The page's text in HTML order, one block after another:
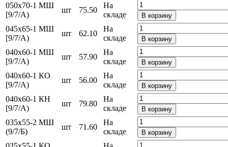
050х70-1 МШ
[9/7/А)
шт 75.50
На
складе
В корзину
045х65-1 МШ
[9/7/А)
шт 62.10
На
складе
В корзину
040х60-1 МШ
[9/7/А)
шт 57.90
На
складе
В корзину
040х60-1 КО
[9/7/А)
шт 56.00
На
складе
В корзину
040х60-1 КН
[9/7/А)
шт 79.80
На
складе
В корзину
035х55-2 МШ
(9/7/Б)
шт 71.60
На
складе
В корзину